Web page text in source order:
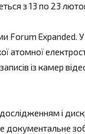
з 13 по 23
Forum Expanded.
атомної
із камер
і